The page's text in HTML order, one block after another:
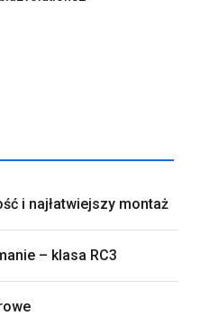
i najłatwiejszy montaż
– klasa RC3